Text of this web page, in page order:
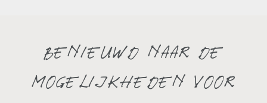
Benieuwd naar de
mogelijkheden voor